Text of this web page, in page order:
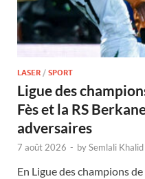
LASER / SPORT
Ligue des
Fès et la RS
adversaires
7 août 2026 - bySemlali Khalid
En Ligue des champions